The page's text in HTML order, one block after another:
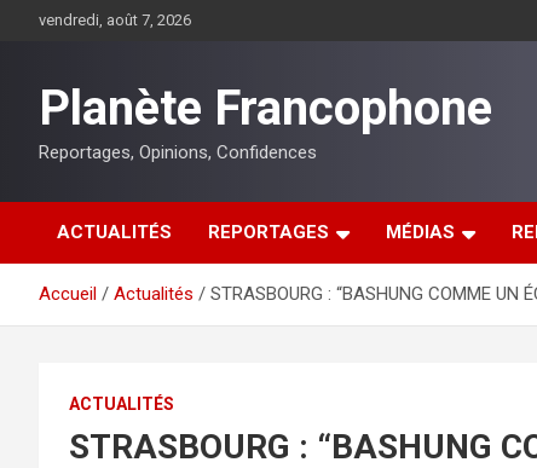
vendredi, août 7, 2026
Planète Francophone
Reportages, Opinions, Confidences
ACTUALITÉS REPORTAGES MÉDIAS
Accueil Actualités STRASBOURG : “BASHUNG COMME UN
ACTUALITÉS
STRASBOURG : “BASHUNG